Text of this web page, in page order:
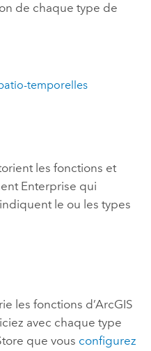
de chaque type de
temporelles
les fonctions et
Enterprise qui
le ou les types
les fonctions d’ArcGIS
avec chaque type
que vous configurez